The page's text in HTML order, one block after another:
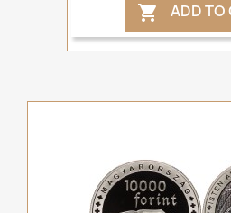
 ADD TO